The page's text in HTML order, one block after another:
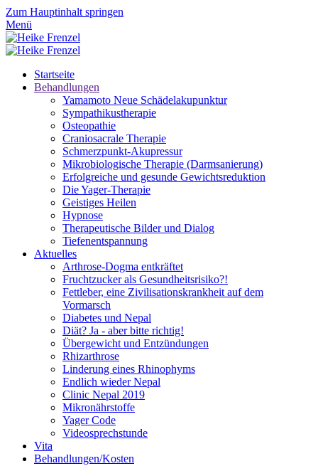
Zum Hauptinhalt springen
Menü
Startseite
Behandlungen
Yamamoto Neue Schädelakupunktur
Sympathikustherapie
Osteopathie
Craniosacrale Therapie
Schmerzpunkt-Akupressur
Mikrobiologische Therapie (Darmsanierung)
Erfolgreiche und gesunde Gewichtsreduktion
Die Yager-Therapie
Geistiges Heilen
Hypnose
Therapeutische Bilder und Dialog
Tiefenentspannung
Aktuelles
Arthrose-Dogma entkräftet
Fruchtzucker als Gesundheitsrisiko?!
Fettleber, eine Zivilisationskrankheit auf dem
Vormarsch
Diabetes und Nepal
Diät? Ja - aber bitte richtig!
Übergewicht und Entzündungen
Rhizarthrose
Linderung eines Rhinophyms
Endlich wieder Nepal
Clinic Nepal 2019
Mikronährstoffe
Yager Code
Videosprechstunde
Vita
Behandlungen/Kosten